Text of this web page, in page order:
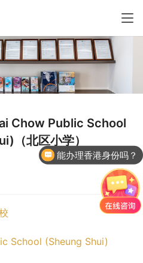
Chow Public School
（北区小学）
School (Sheung Shui)
能办理香港身份吗？